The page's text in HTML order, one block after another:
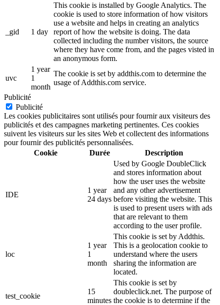
_gid 1 day
This cookie is installed by Google Analytics. The
cookie is used to store information of how visitors
use a website and helps in creating an analytics
report of how the website is doing. The data
collected including the number visitors, the source
where they have come from, and the pages visted in
an anonymous form.
uvc
1 year
1
month
The cookie is set by addthis.com to determine the
usage of Addthis.com service.
Publicité
Publicité
Les cookies publicitaires sont utilisés pour fournir aux visiteurs des
publicités et des campagnes marketing pertinentes. Ces cookies
suivent les visiteurs sur les sites Web et collectent des informations
pour fournir des publicités personnalisées.
Cookie
Durée Description
IDE
1 year
24 days
Used by Google DoubleClick
and stores information about
how the user uses the website
and any other advertisement
before visiting the website. This
is used to present users with ads
that are relevant to them
according to the user profile.
loc
1 year
1
month
This cookie is set by Addthis.
This is a geolocation cookie to
understand where the users
sharing the information are
located.
test_cookie
15
minutes
This cookie is set by
doubleclick.net. The purpose of
the cookie is to determine if the